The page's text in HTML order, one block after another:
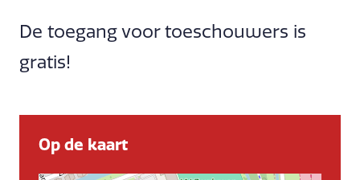
De toegang voor toeschouwers is
gratis!
Op de kaart